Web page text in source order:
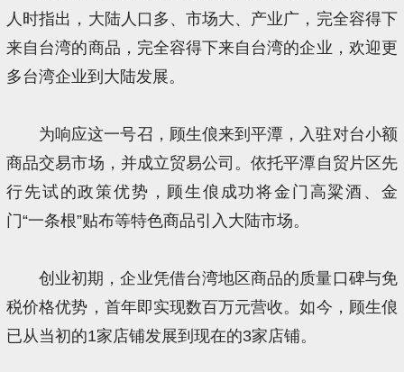
人时指出，大陆人口多、市场大、产业广，完全容得下
来自台湾的商品，完全容得下来自台湾的企业，欢迎更
多台湾企业到大陆发展。
为响应这一号召，顾生俍来到平潭，入驻对台小额
商品交易市场，并成立贸易公司。依托平潭自贸片区先
行先试的政策优势，顾生俍成功将金门高粱酒、金
门“一条根”贴布等特色商品引入大陆市场。
创业初期，企业凭借台湾地区商品的质量口碑与免
税价格优势，首年即实现数百万元营收。如今，顾生俍
已从当初的1家店铺发展到现在的3家店铺。